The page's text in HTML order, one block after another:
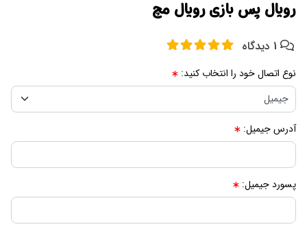
رویال پس بازی رویال مچ
نوع اتصال خود را انتخاب کنید:
آدرس جیمیل:
پسورد جیمیل: